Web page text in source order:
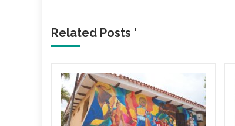
Related Posts '